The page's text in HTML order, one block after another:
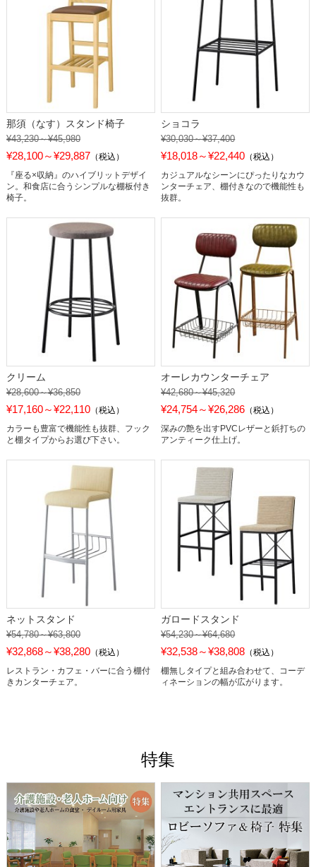
那須（なす）スタンド椅子
¥43,230～¥45,980
¥28,100～¥29,887 （税込）
『座る×収納』のハイブリットデザイ
ン。和食店に合うシンプルな棚板付き
椅子。
ショコラ
¥30,030～¥37,400
¥18,018～¥22,440 （税込）
カジュアルなシーンにぴったりなカウ
ンターチェア、棚付きなので機能性も
抜群。
クリーム
¥28,600～¥36,850
¥17,160～¥22,110（税込）
カラーも豊富で機能性も抜群、フック
と棚タイプからお選び下さい。
オーレカウンターチェア
¥42,680～¥45,320
¥24,754～¥26,286 （税込）
深みの艶を出すPVCレザーと鋲打ちの
アンティーク仕上げ。
ネットスタンド
¥54,780～¥63,800
¥32,868～¥38,280（税込）
レストラン・カフェ・バーに合う棚付
きカンターチェア。
ガロードスタンド
¥54,230～¥64,680
¥32,538～¥38,808 （税込）
棚無しタイプと組み合わせて、コーデ
ィネーションの幅が広がります。
特集